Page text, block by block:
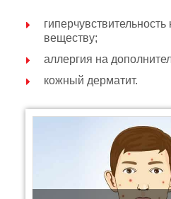
веществу;
аллергия на
кожный дерматит.